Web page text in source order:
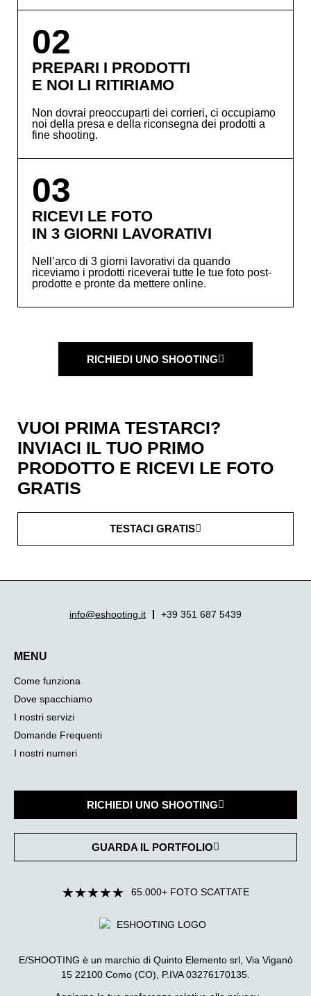
02
PREPARI I PRODOTTI
E NOI LI RITIRIAMO
Non dovrai preoccuparti dei corrieri, ci occupiamo
noi della presa e della riconsegna dei prodotti a
fine shooting.
03
RICEVI LE FOTO
IN 3 GIORNI LAVORATIVI
Nell’arco di 3 giorni lavorativi da quando
riceviamo i prodotti riceverai tutte le tue foto post-
prodotte e pronte da mettere online.
RICHIEDI UNO SHOOTING
VUOI PRIMA TESTARCI?
INVIACI IL TUO PRIMO
PRODOTTO E RICEVI LE FOTO
GRATIS
TESTACI GRATIS
info@eshooting.it +39 351 687 5439
MENU
Come funziona
Dove spacchiamo
I nostri servizi
Domande Frequenti
I nostri numeri
RICHIEDI UNO SHOOTING
GUARDA IL PORTFOLIO
★★★★★ 65.000+ FOTO SCATTATE
E/SHOOTING è un marchio di Quinto Elemento srl, Via Viganò
15 22100 Como (CO), P.IVA 03276170135.